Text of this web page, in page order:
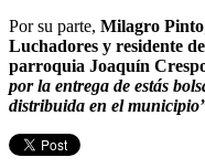
Por su parte, Milagro Pinto
Luchadores y residente
parroquia Joaquín
por la entrega de estás
distribuida en el